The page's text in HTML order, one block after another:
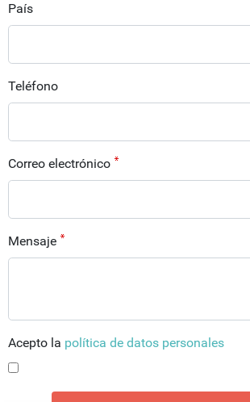
País
Teléfono
Correo electrónico
Mensaje
Acepto la política de datos personales